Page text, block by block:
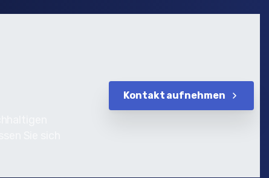
Kontakt aufnehmen